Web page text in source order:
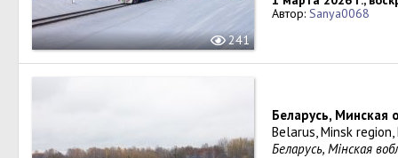
241
Автор: Sanya0068
Беларусь, Минская
Belarus, Minsk
Беларусь, Мінская